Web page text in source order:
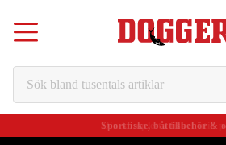
Sportfiske, båttillbehör &